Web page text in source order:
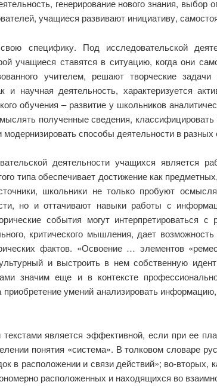
генерирование нового знания, выбор
учащиеся развивают инициативу,
специфику. Под исследовательской
учащиеся ставятся в ситуацию, когда они
учителем, решают творческие
научная деятельность, характеризуется
обучения – развитие у школьников
полученные сведения,
способы деятельности в
деятельности учащихся является
типа обеспечивает достижение как
школьники не только пробуют
но и оттачивают навыки работы с
события могут интерпретироваться с
критического мышления, дает
фактов. «Освоение … элементов
и выстроить в нем собственную
значим еще и в контексте
умений анализировать
является эффективной, если при ее
понятия «система». В толковом словаре
в расположении и связи действий»; во-вторых,
расположенных и находящихся во